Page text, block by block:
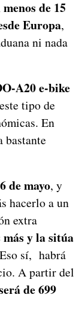
menos de 15
Europa,
ni nada
A20 e-bike
tipo de
En
bastante
6 de mayo, y
hacerlo a un
extra
más y la sitúa
Eso sí, habrá
A partir del
de 699